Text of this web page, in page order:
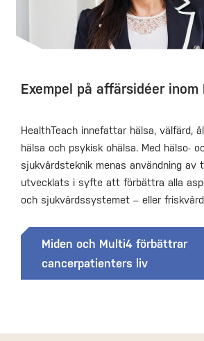
Exempel på affärsidéer inom
HealthTeach innefattar hälsa, välfärd,
hälsa och psykisk ohälsa. Med hälso-
sjukvårdsteknik menas användning av
utvecklats i syfte att förbättra alla
och sjukvårdssystemet – eller
Miden och Multi4 förbättrar
cancerpatienters liv